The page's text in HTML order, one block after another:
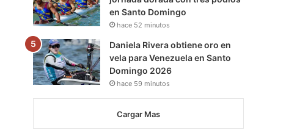
en Santo Domingo
hace 52 minutos
Daniela Rivera obtiene oro en
vela para Venezuela en Santo
Domingo 2026
hace 59 minutos
Cargar Mas